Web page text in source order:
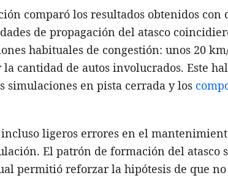
comparó los resultados obtenidos con
de propagación del atasco
habituales de congestión: unos 20
cantidad de autos involucrados. Este
simulaciones en pista cerrada y los
ligeros errores en el
El patrón de formación del atasco
permitió reforzar la hipótesis de que